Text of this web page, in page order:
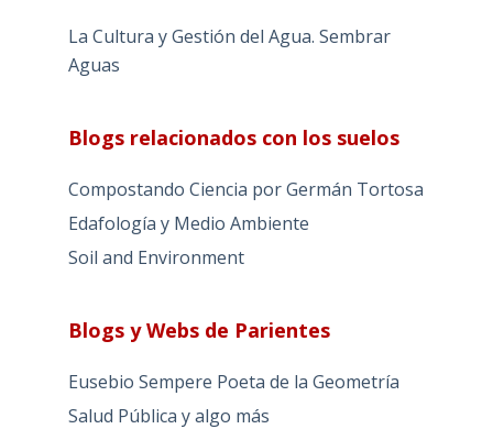
La Cultura y Gestión del Agua. Sembrar
Aguas
Blogs relacionados con los suelos
Compostando Ciencia por Germán Tortosa
Edafología y Medio Ambiente
Soil and Environment
Blogs y Webs de Parientes
Eusebio Sempere Poeta de la Geometría
Salud Pública y algo más